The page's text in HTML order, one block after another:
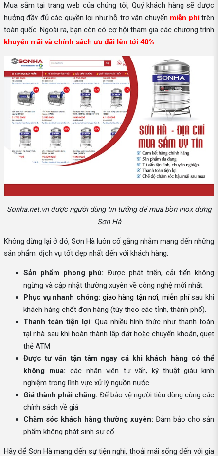
Mua sắm tại trang web của chúng tôi, Quý khách hàng sẽ được
hưởng đầy đủ các quyền lợi như hỗ trợ vận chuyển miễn phítrên
toàn quốc. Ngoài ra, bạn còn có cơ hội tham gia các chương trình
khuyến mãi và chính sách ưu đãi lên tới 40%.
Sonha.net.vn được người dùng tin tưởng để mua bồn inox đứng
Sơn Hà
Không dừng lại ở đó, Sơn Hà luôn cố gắng nhằm mang đến những
sản phẩm, dịch vụ tốt đẹp nhất đến với khách hàng:
Sản phẩm phong phú:Được phát triển, cải tiến không
ngừng và cập nhật thường xuyên về công nghệ mới nhất.
Phục vụ nhanh chóng: giao hàng tận nơi, miễn phísau khi
khách hàng chốt đơn hàng (tùy theo các tỉnh, thành phố).
Thanh toán tiện lợi: Qua nhiều hình thức như thanh toán
tại nhà sau khi hoàn thành lắp đặt hoặc chuyển khoản, quẹt
thẻ ATM
Được tư vấn tận tâm ngay cả khi khách hàng có thể
không mua: các nhân viên tư vấn, kỹ thuật giàu kinh
nghiệm trong lĩnh vực xử lý nguồn nước.
Giá thành phải chăng: Để bảo vệ người tiêu dùng cùng các
chính sách về giá
Chăm sóc khách hàng thường xuyên: Đảm bảo cho sản
phẩm không phát sinh sự cố.
Hãy để Sơn Hà mang đến sự tiện nghi, thoải mái sống đến với gia